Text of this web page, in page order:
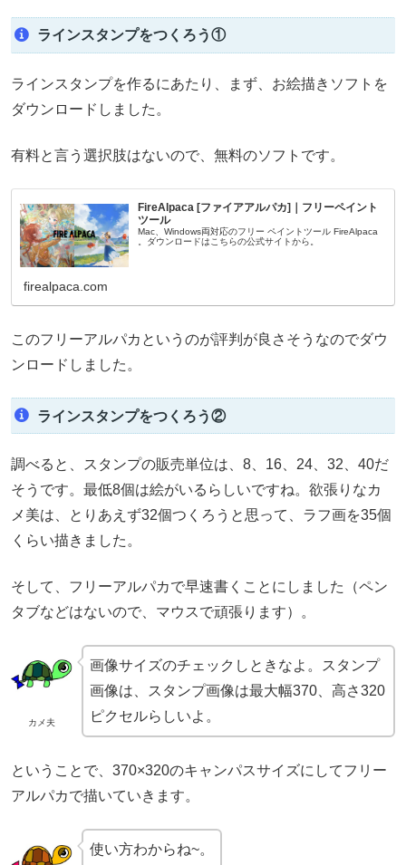
ラインスタンプをつくろう①
ラインスタンプを作るにあたり、まず、お絵描きソフトを
ダウンロードしました。
有料と言う選択肢はないので、無料のソフトです。
FireAlpaca [ファイアアルパカ]｜フリーペイント
ツール
Mac、Windows両対応のフリー ペイントツール FireAlpaca
。ダウンロードはこちらの公式サイトから。
firealpaca.com
このフリーアルパカというのが評判が良さそうなのでダウ
ンロードしました。
ラインスタンプをつくろう②
調べると、スタンプの販売単位は、8、16、24、32、40だ
そうです。最低8個は絵がいるらしいですね。欲張りなカ
メ美は、とりあえず32個つくろうと思って、ラフ画を35個
くらい描きました。
そして、フリーアルパカで早速書くことにしました（ペン
タブなどはないので、マウスで頑張ります）。
カメ夫
画像サイズのチェックしときなよ。スタンプ
画像は、スタンプ画像は最大幅370、高さ320
ピクセルらしいよ。
ということで、370×320のキャンパスサイズにしてフリー
アルパカで描いていきます。
使い方わからね~。